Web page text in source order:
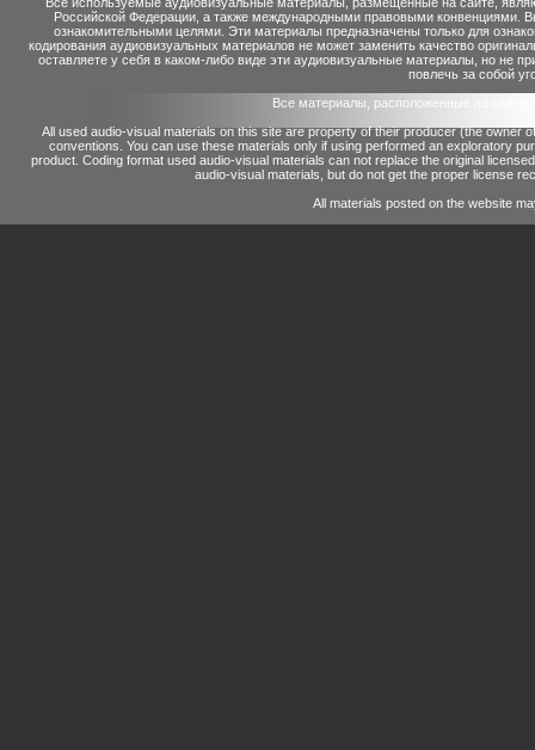
Российской Федерации, а также международными правовыми конвенциями.
ознакомительными целями. Эти материалы предназначены только для
кодирования аудиовизуальных материалов не может заменить качество
оставляете у себя в каком-либо виде эти аудиовизуальные материалы, но не
повлечь за собой
Все материалы, расположенные на сайте
All used audio-visual materials on this site are property of their producer (the owner
conventions. You can use these materials only if using performed an exploratory
product. Coding format used audio-visual materials can not replace the original
audio-visual materials, but do not get the proper license
All materials posted on the website